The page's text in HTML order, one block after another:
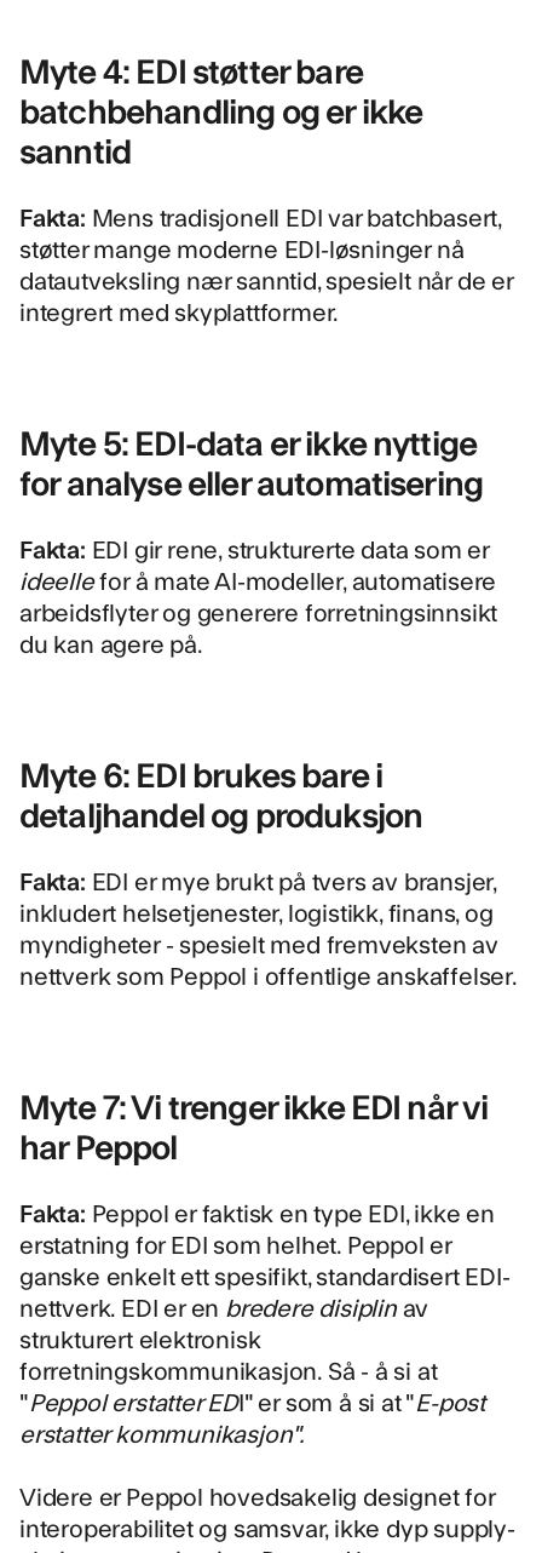
Myte 4: EDI støtter bare
batchbehandling og er ikke
sanntid
Fakta: Mens tradisjonell EDI var batchbasert,
støtter mange moderne EDI-løsninger nå
datautveksling nær sanntid, spesielt når de er
integrert med skyplattformer.
Myte 5: EDI-data er ikke nyttige
for analyse eller automatisering
Fakta: EDI gir rene, strukturerte data som er
ideellefor å mate AI-modeller, automatisere
arbeidsflyter og generere forretningsinnsikt
du kan agere på.
Myte 6: EDI brukes bare i
detaljhandel og produksjon
Fakta: EDI er mye brukt på tvers av bransjer,
inkludert helsetjenester, logistikk, finans, og
myndigheter - spesielt med fremveksten av
nettverk som Peppol i offentlige anskaffelser.
Myte 7: Vi trenger ikke EDI når vi
har Peppol
Fakta: Peppol er faktisk en type EDI, ikke en
erstatning for EDI som helhet. Peppol er
ganske enkelt ett spesifikt, standardisert EDI-
nettverk. EDI er en bredere disiplinav
strukturert elektronisk
forretningskommunikasjon. Så - å si at
"Peppol erstatter EDI" er som å si at "E-post
erstatter kommunikasjon".
Videre er Peppol hovedsakelig designet for
interoperabilitet og samsvar, ikke dyp supply-